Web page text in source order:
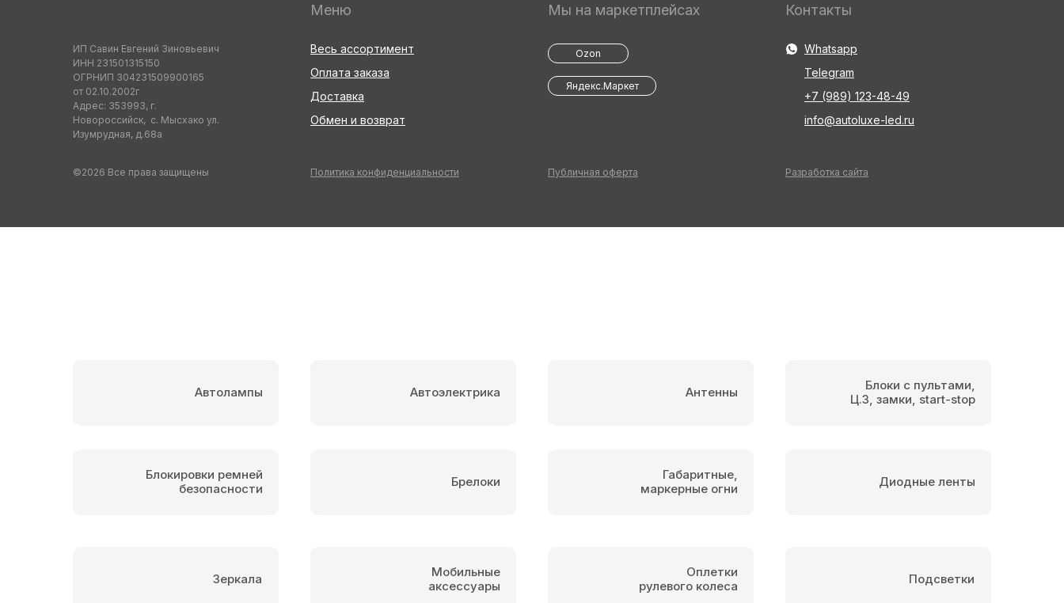
ИП Савин Евгений Зиновьевич
ИНН 231501315150
ОГРНИП 304231509900165
от 02.10.2002г
Адрес: 353993, г.
Новороссийск, с. Мысхако ул.
Изумрудная, д.68а
©2026 Все права защищены Политика конфиденциальности Публичная оферта Разработка сайта
Обмен и возврат
Доставка
Оплата заказа
info@autoluxe-led.ru
Меню Мы на маркетплейсах Контакты
+7 (989) 123-48-49
Telegram
Весь ассортимент Whatsapp
Ozon
Яндекс.Маркет
Антенны
Подсветки
Мобильные
аксессуары
Автолампы Автоэлектрика
Оплетки
рулевого колеса
Брелоки
Зеркала
Блоки с пультами,
Ц.З, замки, start-stop
Блокировки ремней
безопасности
Габаритные,
маркерные огни
Диодные ленты